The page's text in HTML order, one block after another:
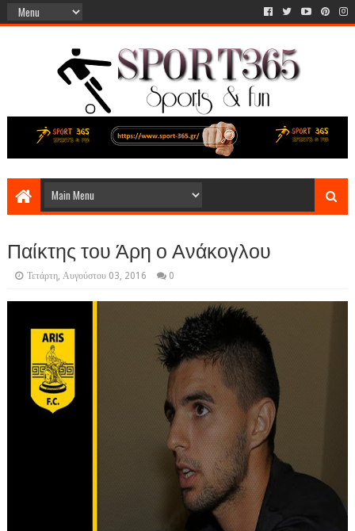
Παίκτης του Άρη ο Ανάκογλου
Τετάρτη, Αυγούστου 03, 2016 0